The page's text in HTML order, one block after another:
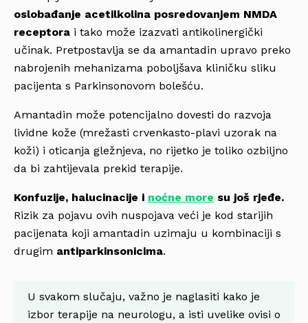
oslobađanje acetilkolina posredovanjem NMDA
receptora i tako može izazvati antikolinergički
učinak. Pretpostavlja se da amantadin upravo preko
nabrojenih mehanizama poboljšava kliničku sliku
pacijenta s Parkinsonovom bolešću.
Amantadin može potencijalno dovesti do razvoja
lividne kože (mrežasti crvenkasto-plavi uzorak na
koži) i oticanja gležnjeva, no rijetko je toliko ozbiljno
da bi zahtijevala prekid terapije.
Konfuzije, halucinacije i noćne more su još rjeđe.
Rizik za pojavu ovih nuspojava veći je kod starijih
pacijenata koji amantadin uzimaju u kombinaciji s
drugim antiparkinsonicima.
U svakom slučaju, važno je naglasiti kako je
izbor terapije na neurologu, a isti uvelike ovisi o